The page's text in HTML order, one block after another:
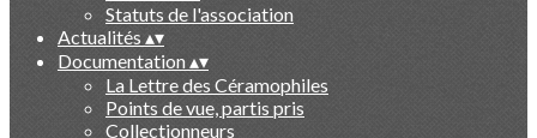
Statuts de l'association
Actualités ▴▾
Documentation▴▾
La Lettre des Céramophiles
Points de vue, partis pris
Collectionneurs